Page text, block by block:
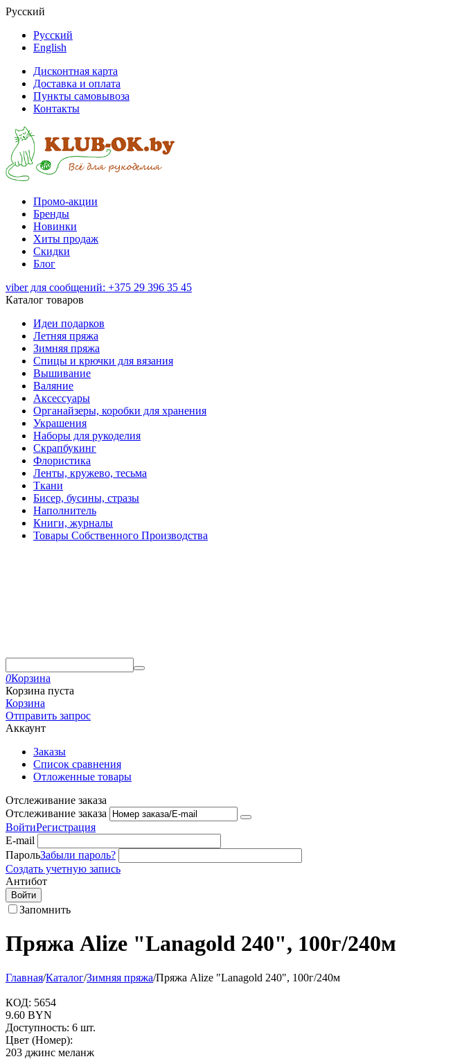
Русский
Русский
English
Дисконтная карта
Доставка и оплата
Пункты самовывоза
Контакты
Промо-акции
Бренды
Новинки
Хиты продаж
Скидки
Блог
viber для сообщений: +375 29 396 35 45
Каталог товаров
Идеи подарков
Летняя пряжа
Зимняя пряжа
Спицы и крючки для вязания
Вышивание
Валяние
Аксессуары
Органайзеры, коробки для хранения
Украшения
Наборы для рукоделия
Скрапбукинг
Флористика
Ленты, кружево, тесьма
Ткани
Бисер, бусины, стразы
Наполнитель
Книги, журналы
Товары Собственного Производства
0Корзина
Корзина пуста
Корзина
Отправить запрос
Аккаунт
Заказы
Список сравнения
Отложенные товары
Отслеживание заказа
Отслеживание заказа
ВойтиРегистрация
E-mail
ПарольЗабыли пароль?
Создать учетную запись
Антибот
Войти
Запомнить
Пряжа Alize "Lanagold 240", 100г/240м
Главная/Каталог/Зимняя пряжа/Пряжа Alize "Lanagold 240", 100г/240м
КОД: 5654
9.60 BYN
Доступность: 6 шт.
Цвет (Номер):
203 джинс меланж